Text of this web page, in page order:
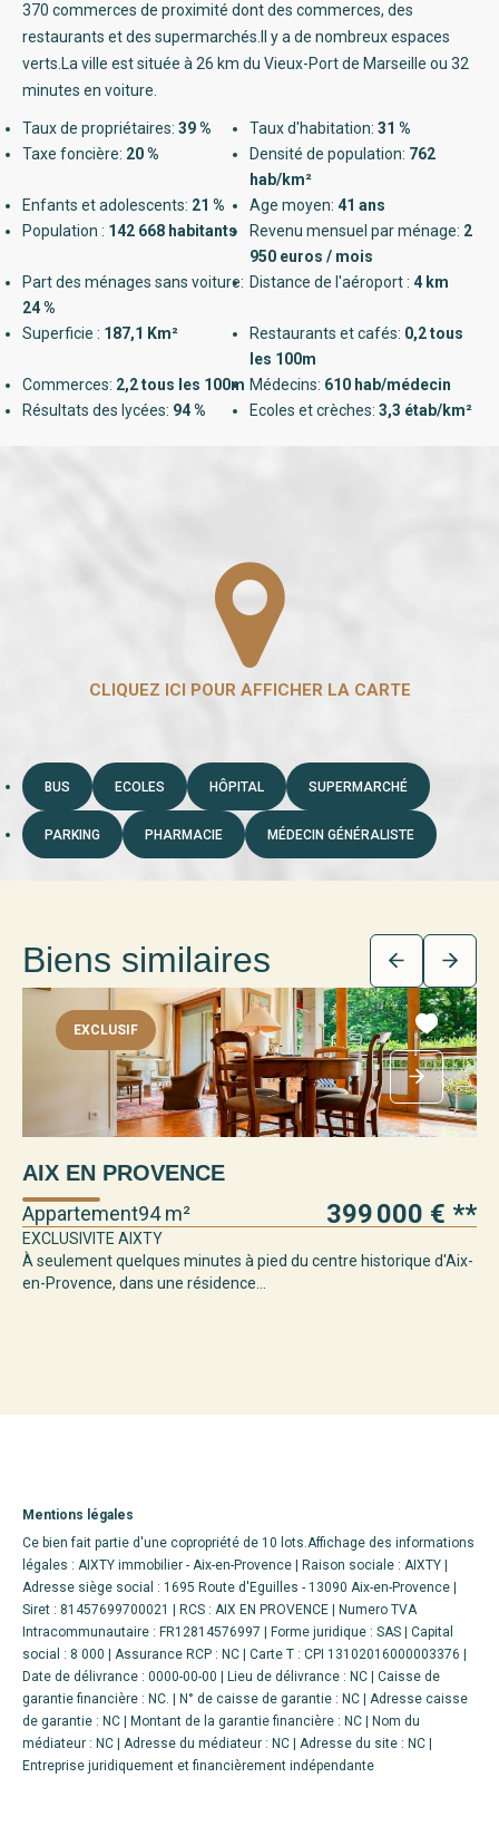
370 commerces de proximité dont des commerces, des
restaurants et des supermarchés.Il y a de nombreux espaces
verts.La ville est située à 26 km du Vieux-Port de Marseille ou 32
minutes en voiture.
Taux de propriétaires: 39 % Taux d'habitation: 31 %
Taxe foncière: 20 % Densité de population: 762
hab/km²
Enfants et adolescents: 21 % Age moyen: 41 ans
Population : 142 668 habitants Revenu mensuel par ménage: 2
950 euros / mois
Part des ménages sans voiture:
24 %
Distance de l'aéroport : 4 km
Superficie : 187,1 Km² Restaurants et cafés: 0,2 tous
les 100m
Commerces: 2,2 tous les 100m Médecins: 610 hab/médecin
Résultats des lycées: 94 % Ecoles et crèches: 3,3 étab/km²
BUS ECOLES HÔPITAL SUPERMARCHÉ
PARKING PHARMACIE MÉDECIN GÉNÉRALISTE
Biens similaires
EXCLUSIF
AIX EN PROVENCE
Appartement94 m² 399 000 € **
EXCLUSIVITE AIXTY
À seulement quelques minutes à pied du centre historique d'Aix-
en-Provence, dans une résidence...
Mentions légales
Ce bien fait partie d'une copropriété de 10 lots.Affichage des informations
légales : AIXTY immobilier - Aix-en-Provence | Raison sociale : AIXTY |
Adresse siège social : 1695 Route d'Eguilles - 13090 Aix-en-Provence |
Siret : 81457699700021 | RCS : AIX EN PROVENCE | Numero TVA
Intracommunautaire : FR12814576997 | Forme juridique : SAS | Capital
social : 8 000 | Assurance RCP : NC | Carte T : CPI 13102016000003376 |
Date de délivrance : 0000-00-00 | Lieu de délivrance : NC | Caisse de
garantie financière : NC. | N° de caisse de garantie : NC | Adresse caisse
de garantie : NC | Montant de la garantie financière : NC | Nom du
médiateur : NC | Adresse du médiateur : NC | Adresse du site : NC |
Entreprise juridiquement et financièrement indépendante